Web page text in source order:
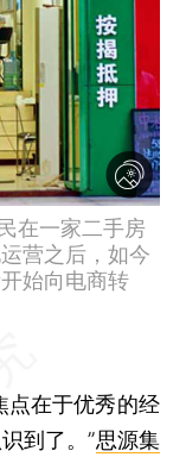
在一家二手房
营之后，如今
始向电商转
在于优秀的经
到了。”思源集